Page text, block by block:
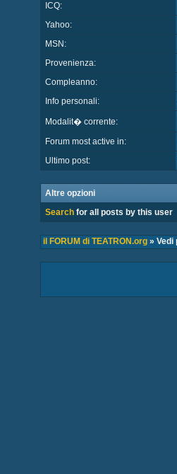
ICQ:
Yahoo:
MSN:
Provenienza:
Compleanno:
Info personali:
Modalit� corrente:
Forum most active in:
Ultimo post:
Altre opzioni
Searchfor all posts by this user
il FORUM di TEATRON.org» Vedi